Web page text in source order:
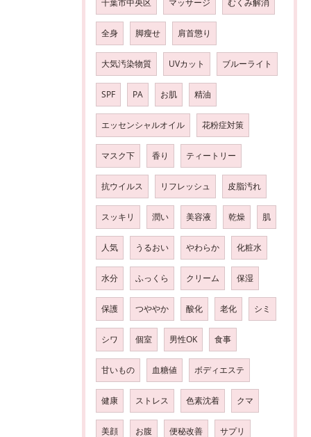
千葉市中央区 マッサージ むくみ解消
全身 脚瘦せ 肩首懲り
大気汚染物質 UVカット ブルーライト
SPF PA お肌 精油
エッセンシャルオイル 花粉症対策
マスク下 香り ティートリー
抗ウイルス リフレッシュ 皮脂汚れ
スッキリ 潤い 美容液 乾燥 肌
人気 うるおい やわらか 化粧水
水分 ふっくら クリーム 保湿
保護 つややか 酸化 老化 シミ
シワ 個室 男性OK 食事
甘いもの 血糖値 ボディエステ
健康 ストレス 色素沈着 クマ
美顔 お腹 便秘改善 サプリ